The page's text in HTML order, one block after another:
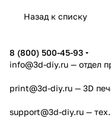
Назад к списку
8 (800) 500-45-93
info@3d-diy.ru — отдел
print@3d-diy.ru — 3D
support@3d-diy.ru —